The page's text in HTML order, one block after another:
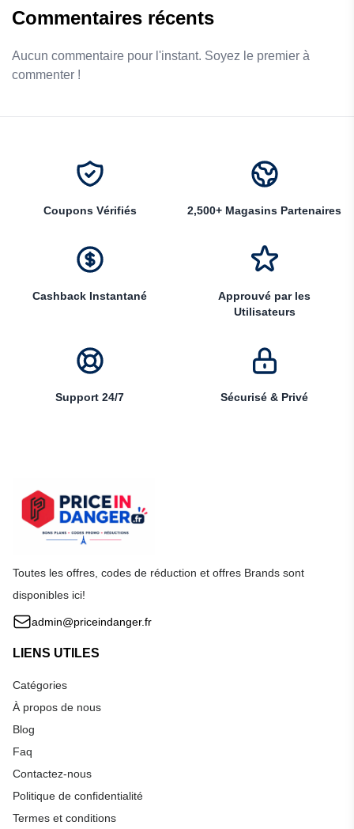
Commentaires récents
Aucun commentaire pour l'instant. Soyez le premier à
commenter !
Coupons Vérifiés 2,500+ Magasins Partenaires
Cashback Instantané
Approuvé par les
Utilisateurs
Support 24/7 Sécurisé & Privé
Toutes les offres, codes de réduction et offres Brands sont
disponibles ici!
admin@priceindanger.fr
LIENS UTILES
Catégories
À propos de nous
Blog
Faq
Contactez-nous
Politique de confidentialité
Termes et conditions